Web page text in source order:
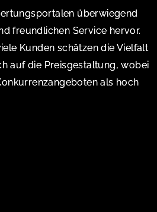
überwiegend
freundlichen Service hervor.
Kunden schätzen die Vielfalt
auf die Preisgestaltung, wobei
als hoch